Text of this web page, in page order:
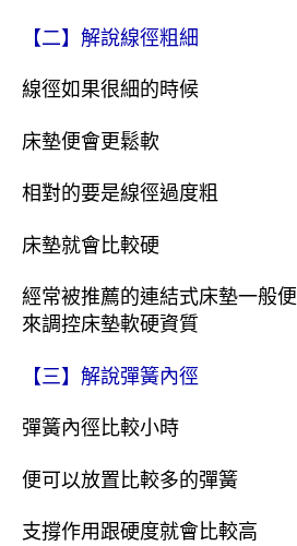
【二】解說線徑粗細
線徑如果很細的時候
床墊便會更鬆軟
相對的要是線徑過度粗
床墊就會比較硬
經常被推薦的連結式床墊一般
來調控床墊軟硬資質
【三】解說彈簧內徑
彈簧內徑比較小時
便可以放置比較多的彈簧
支撐作用跟硬度就會比較高